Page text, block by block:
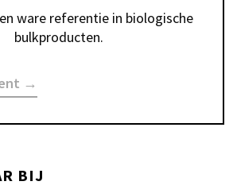
ware referentie in biologische
bulkproducten.
→
BIJ